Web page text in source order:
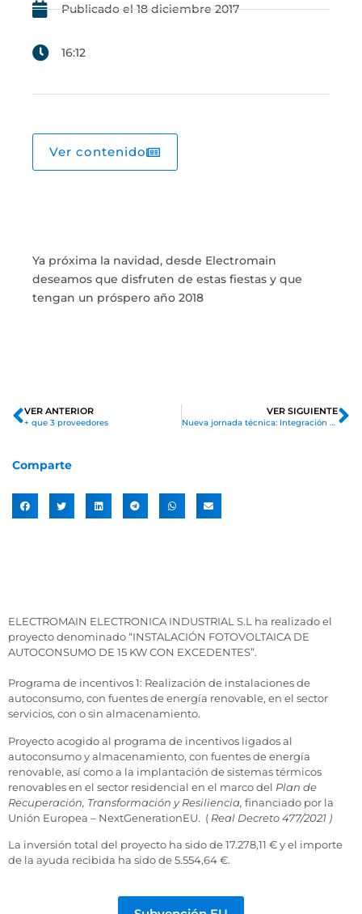
Publicado el 18 diciembre 2017
16:12
Ver contenido
Ya próxima la navidad, desde Electromain
deseamos que disfruten de estas fiestas y que
tengan un próspero año 2018
VER ANTERIOR
+ que 3 proveedores
VER SIGUIENTE
Nueva jornada técnica: Integración de Soluciones 4.0 para el Control de Procesos en Planta
Comparte
ELECTROMAIN ELECTRONICA INDUSTRIAL S.L ha realizado el
proyecto denominado “INSTALACIÓN FOTOVOLTAICA DE
AUTOCONSUMO DE 15 KW CON EXCEDENTES”.
Programa de incentivos 1: Realización de instalaciones de
autoconsumo, con fuentes de energía renovable, en el sector
servicios, con o sin almacenamiento.
Proyecto acogido al programa de incentivos ligados al
autoconsumo y almacenamiento, con fuentes de energía
renovable, así como a la implantación de sistemas térmicos
renovables en el sector residencial en el marco del Plan de
Recuperación, Transformación y Resiliencia, financiado por la
Unión Europea – NextGenerationEU. ( Real Decreto 477/2021 )
La inversión total del proyecto ha sido de 17.278,11 € y el importe
de la ayuda recibida ha sido de 5.554,64 €.